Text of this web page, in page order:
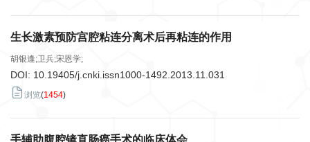
生长激素预防宫腔粘连分离术后再粘连的作用
胡银逢;卫兵;宋恩学;
DOI: 10.19405/j.cnki.issn1000-1492.2013.11.031
浏览(1454)
手辅助腹腔镜直肠癌手术的临床体会